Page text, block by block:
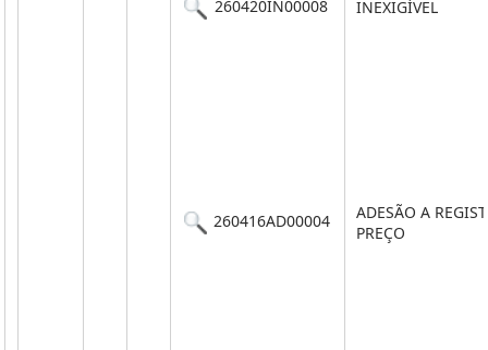
260420IN00008 INEXIGÍVEL
260416AD00004
ADESÃO A
PREÇO